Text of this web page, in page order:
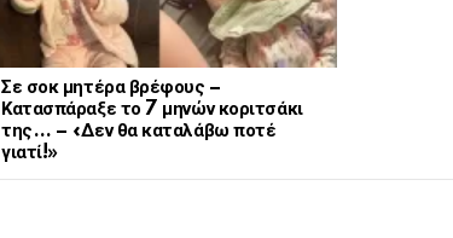
Σε σοκ μητέρα βρέφους –
Κατασπάραξε το 7 μηνών κοριτσάκι
της… – «Δεν θα καταλάβω ποτέ
γιατί!»